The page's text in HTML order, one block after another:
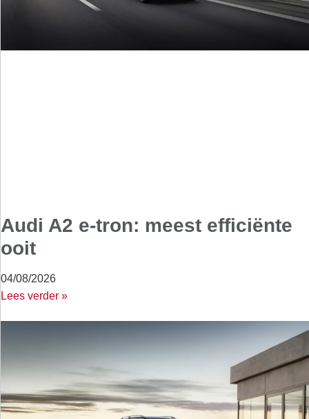
Audi A2 e-tron: meest efficiënte
ooit
04/08/2026
Lees verder »